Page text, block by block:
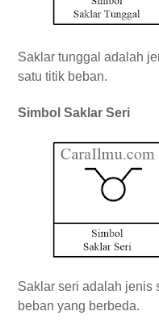
Saklar tunggal adalah
satu titik beban.
Simbol Saklar Seri
Saklar seri adalah jenis
beban yang berbeda.